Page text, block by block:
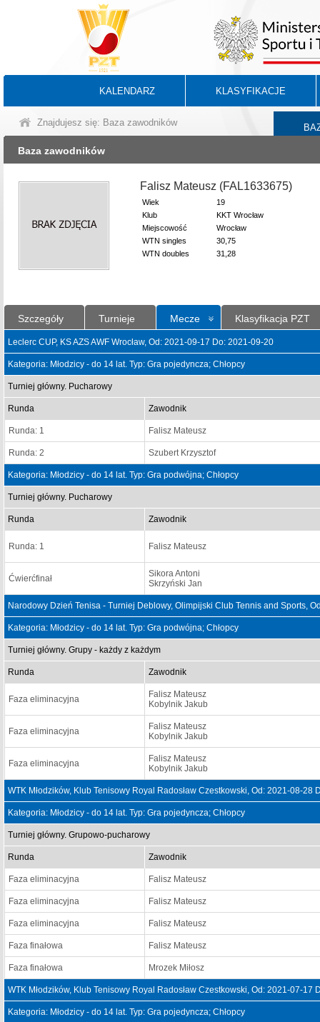
KALENDARZ KLASYFIKACJE
Znajdujesz się: Baza zawodników
Baza zawodników
Falisz Mateusz (FAL1633675)
Wiek
19
Klub
KKT Wrocław
Miejscowość
Wrocław
WTN singles
30,75
WTN doubles
31,28
Szczegóły Turnieje Mecze Klasyfikacja PZT
Leclerc CUP, KS AZS AWF Wrocław, Od: 2021-09-17 Do: 2021-09-20
Kategoria: Młodzicy - do 14 lat. Typ: Gra pojedyncza; Chłopcy
Turniej główny. Pucharowy
Runda Zawodnik
Runda: 1 Falisz Mateusz
Runda: 2 Szubert Krzysztof
Kategoria: Młodzicy - do 14 lat. Typ: Gra podwójna; Chłopcy
Turniej główny. Pucharowy
Runda Zawodnik
Runda: 1 Falisz Mateusz
Ćwierćfinał
Sikora Antoni
Skrzyński Jan
Narodowy Dzień Tenisa - Turniej Deblowy, Olimpijski Club Tennis and Sports,
Kategoria: Młodzicy - do 14 lat. Typ: Gra podwójna; Chłopcy
Turniej główny. Grupy - każdy z każdym
Runda Zawodnik
Faza eliminacyjna
Falisz Mateusz
Kobylnik Jakub
Faza eliminacyjna
Falisz Mateusz
Kobylnik Jakub
Faza eliminacyjna
Falisz Mateusz
Kobylnik Jakub
WTK Młodzików, Klub Tenisowy Royal Radosław Czestkowski, Od: 2021-08-28
Kategoria: Młodzicy - do 14 lat. Typ: Gra pojedyncza; Chłopcy
Turniej główny. Grupowo-pucharowy
Runda Zawodnik
Faza eliminacyjna Falisz Mateusz
Faza eliminacyjna Falisz Mateusz
Faza eliminacyjna Falisz Mateusz
Faza finałowa Falisz Mateusz
Faza finałowa Mrozek Miłosz
WTK Młodzików, Klub Tenisowy Royal Radosław Czestkowski, Od: 2021-07-17
Kategoria: Młodzicy - do 14 lat. Typ: Gra pojedyncza; Chłopcy